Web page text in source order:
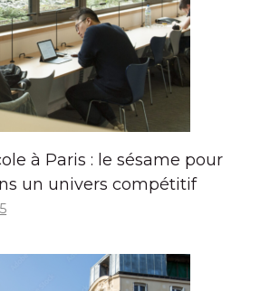
à Paris : le sésame pour
un univers compétitif